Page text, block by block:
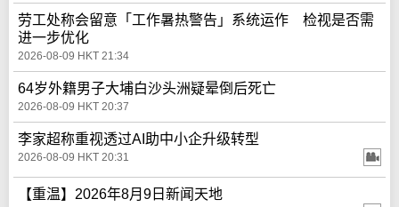
劳工处称会留意「工作暑热警告」系统运作 检视是否需
进一步优化
2026-08-09 HKT 21:34
64岁外籍男子大埔白沙头洲疑晕倒后死亡
2026-08-09 HKT 20:37
李家超称重视透过AI助中小企升级转型
2026-08-09 HKT 20:31
【重温】2026年8月9日新闻天地